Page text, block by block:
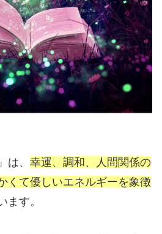
は、 幸運、調和、人間関係の
くて優しいエネルギーを象徴
ます。